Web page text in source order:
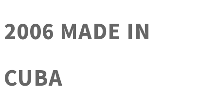
2006 MADE IN
CUBA